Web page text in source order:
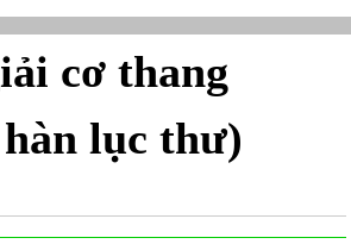
cơ thang
lục thư)